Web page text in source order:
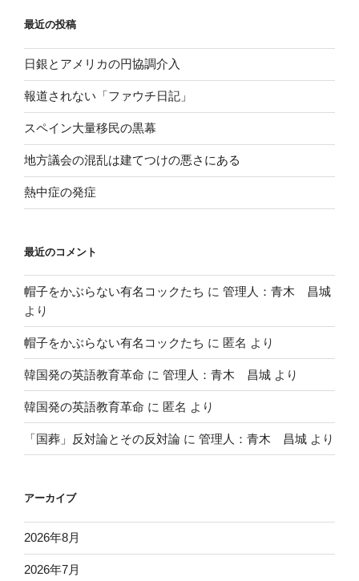
最近の投稿
日銀とアメリカの円協調介入
報道されない「ファウチ日記」
スペイン大量移民の黒幕
地方議会の混乱は建てつけの悪さにある
熱中症の発症
最近のコメント
帽子をかぶらない有名コックたち に 管理人：青木 昌城
より
帽子をかぶらない有名コックたち に 匿名 より
韓国発の英語教育革命 に 管理人：青木 昌城 より
韓国発の英語教育革命 に 匿名 より
「国葬」反対論とその反対論 に 管理人：青木 昌城 より
アーカイブ
2026年8月
2026年7月